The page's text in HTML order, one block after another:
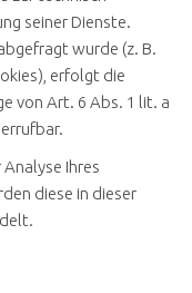
seiner Dienste.
wurde (z. B.
erfolgt die
von Art. 6 Abs. 1 lit. a
Ihres
diese in dieser